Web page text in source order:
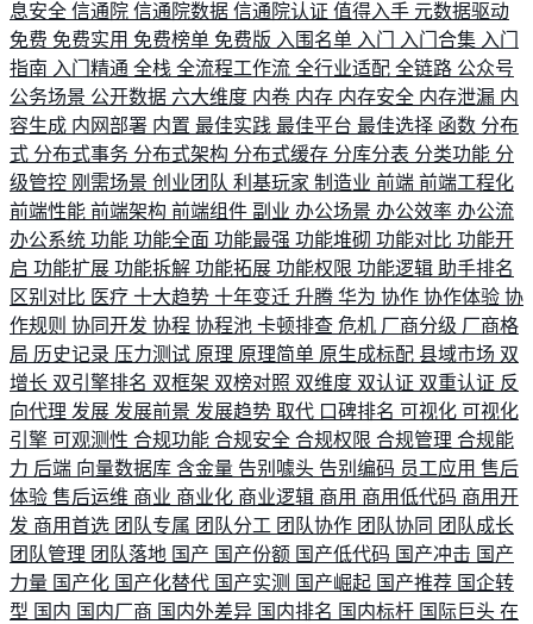
息安全 信通院 信通院数据 信通院认证 值得入手 元数据驱动
免费 免费实用 免费榜单 免费版 入围名单 入门 入门合集 入门
指南 入门精通 全栈 全流程工作流 全行业适配 全链路 公众号
公务场景 公开数据 六大维度 内卷 内存 内存安全 内存泄漏 内
容生成 内网部署 内置 最佳实践 最佳平台 最佳选择 函数 分布
式 分布式事务 分布式架构 分布式缓存 分库分表 分类功能 分
级管控 刚需场景 创业团队 利基玩家 制造业 前端 前端工程化
前端性能 前端架构 前端组件 副业 办公场景 办公效率 办公流
办公系统 功能 功能全面 功能最强 功能堆砌 功能对比 功能开
启 功能扩展 功能拆解 功能拓展 功能权限 功能逻辑 助手排名
区别对比 医疗 十大趋势 十年变迁 升腾 华为 协作 协作体验 协
作规则 协同开发 协程 协程池 卡顿排查 危机 厂商分级 厂商格
局 历史记录 压力测试 原理 原理简单 原生成标配 县域市场 双
增长 双引擎排名 双框架 双榜对照 双维度 双认证 双重认证 反
向代理 发展 发展前景 发展趋势 取代 口碑排名 可视化 可视化
引擎 可观测性 合规功能 合规安全 合规权限 合规管理 合规能
力 后端 向量数据库 含金量 告别噱头 告别编码 员工应用 售后
体验 售后运维 商业 商业化 商业逻辑 商用 商用低代码 商用开
发 商用首选 团队专属 团队分工 团队协作 团队协同 团队成长
团队管理 团队落地 国产 国产份额 国产低代码 国产冲击 国产
力量 国产化 国产化替代 国产实测 国产崛起 国产推荐 国企转
型 国内 国内厂商 国内外差异 国内排名 国内标杆 国际巨头 在